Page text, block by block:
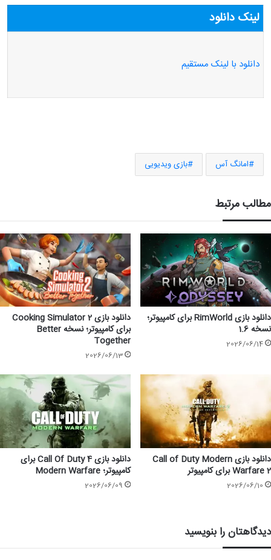
لینک دانلود
دانلود با لینک مستقیم
امانگ آس بازی ویدیویی
مطالب مرتبط
دانلود بازی RimWorld برای کامپیوتر؛
نسخه 1.6
2026/06/14
دانلود بازی Cooking Simulator 2
برای کامپیوتر؛ نسخه Better
Together
2026/06/13
دانلود بازی Call of Duty Modern
Warfare 2 برای کامپیوتر
2026/06/10
دانلود بازی Call Of Duty 4 برای
کامپیوتر؛ Modern Warfare
2026/06/09
دیدگاهتان را بنویسید